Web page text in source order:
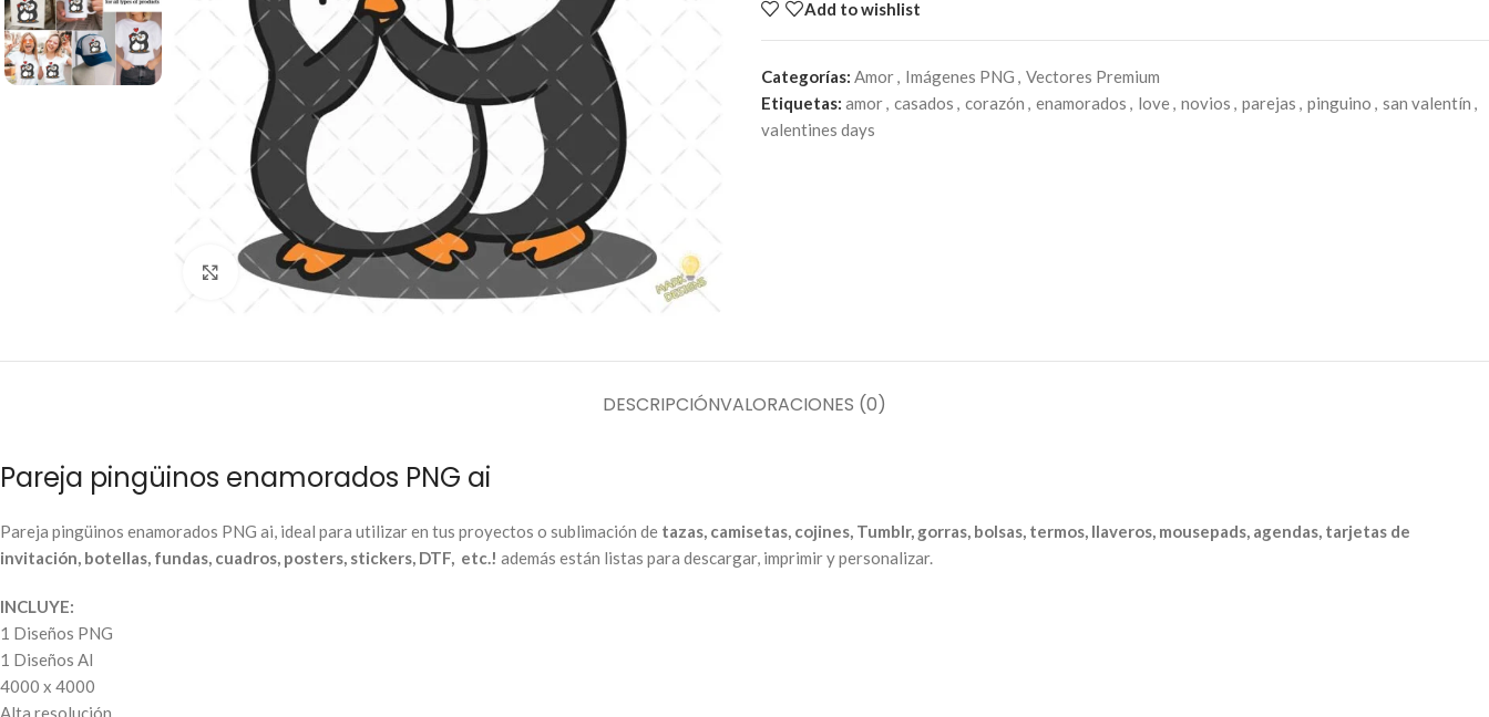
Click to enlarge
Add to wishlist
Categorías: Amor, Imágenes PNG , Vectores Premium
Etiquetas: amor, casados , corazón , enamorados , love, novios , parejas , pinguino , san valentín ,
valentines days
DESCRIPCIÓNVALORACIONES (0)
Pareja pingüinos enamorados PNG ai
Pareja pingüinos enamorados PNG ai, ideal para utilizar en tus proyectos o sublimación de tazas, camisetas, cojines, Tumblr, gorras, bolsas, termos, llaveros, mousepads, agendas, tarjetas de
invitación, botellas, fundas, cuadros, posters, stickers, DTF, etc.! además están listas para descargar, imprimir y personalizar.
INCLUYE:
1 Diseños PNG
1 Diseños AI
4000 x 4000
Alta resolución